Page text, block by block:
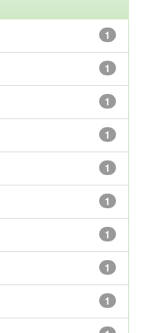
1
1
1
1
1
1
1
1
1